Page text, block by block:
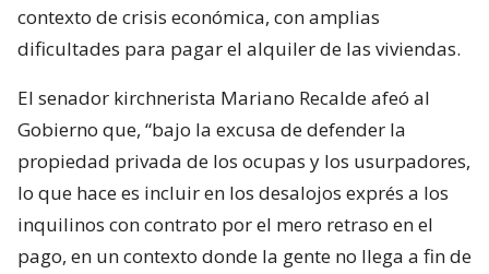
contexto de crisis económica, con amplias
dificultades para pagar el alquiler de las viviendas.
El senador kirchnerista Mariano Recalde afeó al
Gobierno que, “bajo la excusa de defender la
propiedad privada de los ocupas y los usurpadores,
lo que hace es incluir en los desalojos exprés a los
inquilinos con contrato por el mero retraso en el
pago, en un contexto donde la gente no llega a fin de